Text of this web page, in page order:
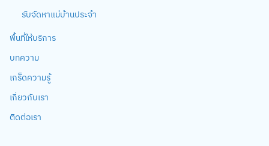
รับจัดหาแม่บ้านประจำ
พื้นที่ให้บริการ
บทความ
เกร็ดความรู้
เกี่ยวกับเรา
ติดต่อเรา